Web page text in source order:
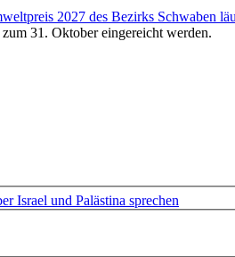
2027 des Bezirks Schwaben
31. Oktober eingereicht werden.
Israel und Palästina sprechen